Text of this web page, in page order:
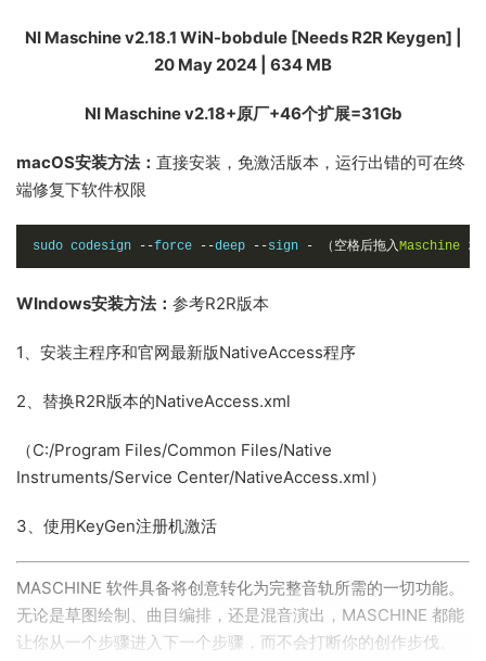
NI Maschine v2.18.1 WiN-bobdule [Needs R2R Keygen] |
20 May 2024 | 634 MB
NI Maschine v2.18+原厂+46个扩展=31Gb
macOS安装方法： 直接安装，免激活版本，运行出错的可在终
端修复下软件权限
sudo codesign --force --deep --sign - （空格后拖入Maschine
WIndows安装方法： 参考R2R版本
1、安装主程序和官网最新版NativeAccess程序
2、替换R2R版本的NativeAccess.xml
（C:/Program Files/Common Files/Native
Instruments/Service Center/NativeAccess.xml）
3、使用KeyGen注册机激活
MASCHINE 软件具备将创意转化为完整音轨所需的一切功能。
无论是草图绘制、曲目编排，还是混音演出，MASCHINE 都能
让你从一个步骤进入下一个步骤，而不会打断你的创作步伐。